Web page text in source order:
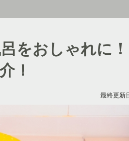
をおしゃれに
！
最終更新